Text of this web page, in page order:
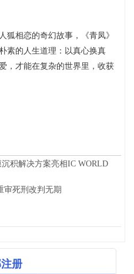
狐相恋的奇幻故事，《青凤》
素的人生道理：以真心换真
，才能在复杂的世界里，收获
积解决方案亮相IC WORLD
审死刑改判无期
册